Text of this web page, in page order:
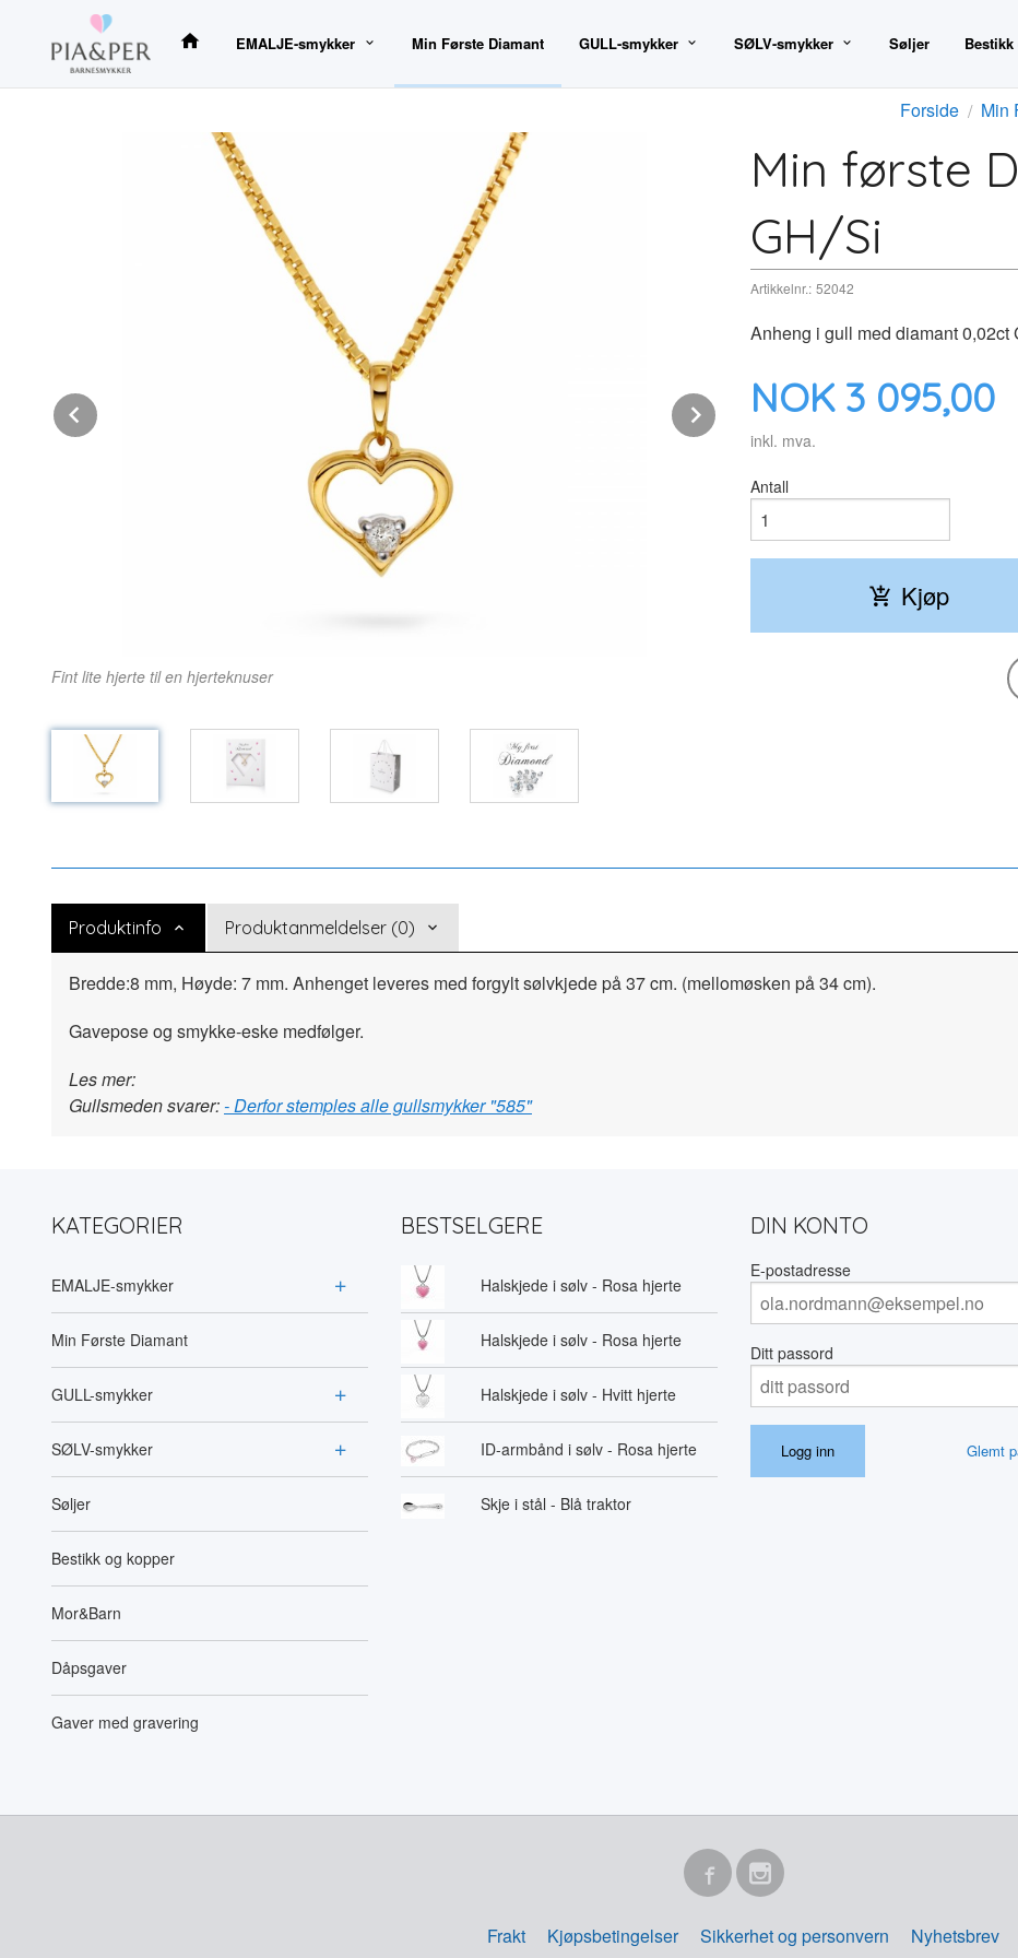
innholdet
EMALJE-smykker Min Første Diamant GULL-smykker SØLV-smykker Søljer
Forside Min
Fint lite hjerte til en hjerteknuser
Next
Min første
GH/Si
Artikkelnr.: 52042
Anheng i gull med diamant 0,02ct
Pris
NOK 3 095,00
inkl. mva.
Antall
Kjøp
Produktinfo Produktanmeldelser (0)
Bredde:8 mm, Høyde: 7 mm. Anhenget leveres med forgylt sølvkjede på 37 cm. (mellomøsken på 34 cm).
Gavepose og smykke-eske medfølger.
Les mer:
Gullsmeden svarer:- Derfor stemples alle gullsmykker "585"
KATEGORIER
EMALJE-smykker
Min Første Diamant
GULL-smykker
SØLV-smykker
Søljer
Bestikk og kopper
Mor&Barn
Dåpsgaver
Gaver med gravering
BESTSELGERE
Halskjede i sølv - Rosa hjerte
Halskjede i sølv - Rosa hjerte
Halskjede i sølv - Hvitt hjerte
ID-armbånd i sølv - Rosa hjerte
Skje i stål - Blå traktor
DIN KONTO
E-postadresse
Ditt passord
Glemt
Frakt Kjøpsbetingelser Sikkerhet og personvern Nyhetsbrev